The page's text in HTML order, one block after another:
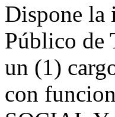
Dispone la
Público de
un (1)
con